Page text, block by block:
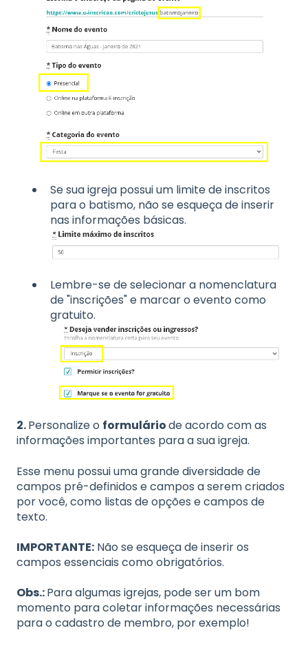
Se sua igreja possui um limite de inscritos
para o batismo, não se esqueça de inserir
nas informações básicas.
Lembre-se de selecionar a nomenclatura
de "inscrições" e marcar o evento como
gratuito.
2.Personalize o formuláriode acordo com as
informações importantes para a sua igreja.
Esse menu possui uma grande diversidade de
campos pré-definidos e campos a serem criados
por você, como listas de opções e campos de
texto.
IMPORTANTE: Não se esqueça de inserir os
campos essenciais como obrigatórios.
Obs.:Para algumas igrejas, pode ser um bom
momento para coletar informações necessárias
para o cadastro de membro, por exemplo!